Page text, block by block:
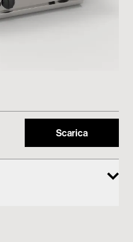
Scarica